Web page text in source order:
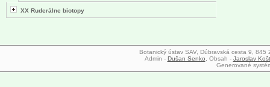
XX Ruderálne biotopy
Botanický ústav SAV, Dúbravská cesta 9,
Admin - Dušan Senko , Obsah - Jaroslav
Generované